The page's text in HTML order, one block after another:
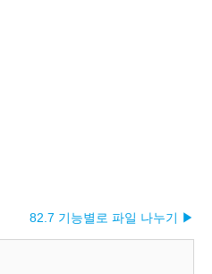
82.7 기능별로 파일 나누기 ▶︎